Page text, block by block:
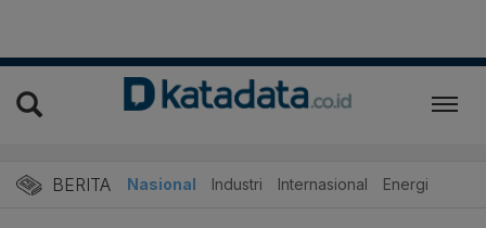
BERITA Nasional Industri Internasional Energi